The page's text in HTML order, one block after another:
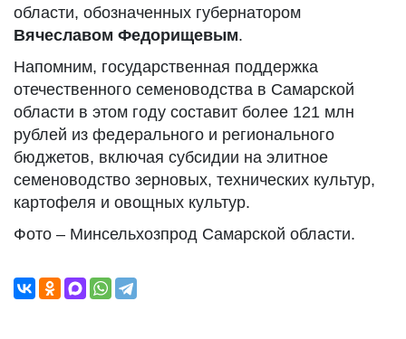
области, обозначенных губернатором
Вячеславом Федорищевым.
Напомним, государственная поддержка
отечественного семеноводства в Самарской
области в этом году составит более 121 млн
рублей из федерального и регионального
бюджетов, включая субсидии на элитное
семеноводство зерновых, технических культур,
картофеля и овощных культур.
Фото – Минсельхозпрод Самарской области.